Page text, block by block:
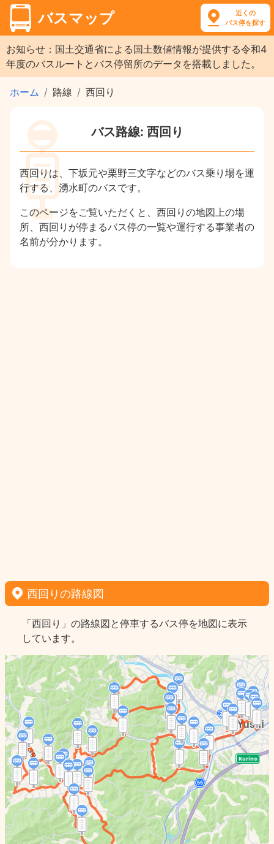
バスマップ
近くの
バス停を探す
お知らせ：国土交通省による国土数値情報が提供する令和4
年度のバスルートとバス停留所のデータを搭載しました。
ホーム 路線 西回り
バス路線: 西回り
西回りは、下坂元や栗野三文字などのバス乗り場を運
行する、湧水町のバスです。
このページをご覧いただくと、西回りの地図上の場
所、西回りが停まるバス停の一覧や運行する事業者の
名前が分かります。
西回りの路線図
「西回り」の路線図と停車するバス停を地図に表示
しています。